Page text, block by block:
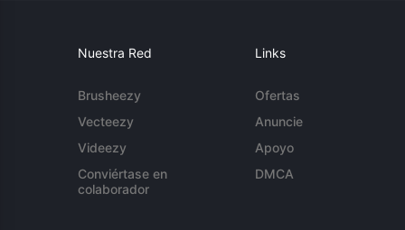
Nuestra Red
Brusheezy
Vecteezy
Videezy
Conviértase en
colaborador
Links
Ofertas
Anuncie
Apoyo
DMCA